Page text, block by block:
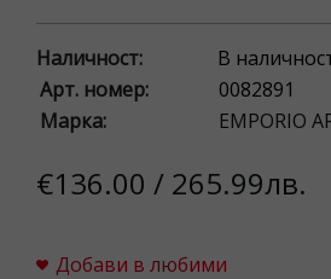
Наличност:
В
Арт. номер:
0082891
Марка:
EMPORIO
€136.00 / 265.99лв.
Добави в любими